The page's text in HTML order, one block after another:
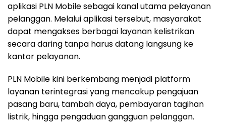
aplikasi PLN Mobile sebagai kanal utama pelayanan
pelanggan. Melalui aplikasi tersebut, masyarakat
dapat mengakses berbagai layanan kelistrikan
secara daring tanpa harus datang langsung ke
kantor pelayanan.
PLN Mobile kini berkembang menjadi platform
layanan terintegrasi yang mencakup pengajuan
pasang baru, tambah daya, pembayaran tagihan
listrik, hingga pengaduan gangguan pelanggan.